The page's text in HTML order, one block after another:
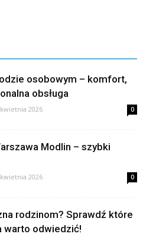
osobowym – komfort,
obsługa
2026 0
Modlin – szybki
2026 0
rodzinom? Sprawdź które
warto odwiedzić!